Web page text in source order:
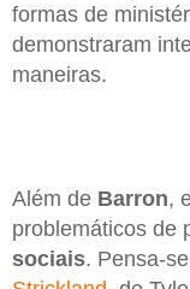
formas de
demonstraram
maneiras.
Além de Barron,
problemáticos de
sociais. Pensa-